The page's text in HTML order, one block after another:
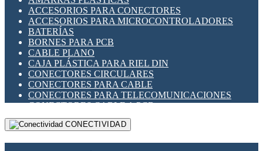
INDICADORES PARA PANEL
INTERFACES DE RELÉ
INTERRUPTORES FIN DE CARRERA
LLAVES CONMUTADORAS
MEDIDORES DE ENERGÍA Y TC'S DE CORRIENTE
MOTORES PASO A PASO
PANTALLAS HMI
PLC -CONTROLADORES LÓGICO PROGRAMABLES
PROGRAMADORES DE HORARIO
RELÉS DE PROTECCIÓN
SENSORES CAPACITIVOS
ACCESORIOS PARA CONECTORES
ACCESORIOS PARA MICROCONTROLADORES
BATERÍAS
BORNES PARA PCB
CABLE PLANO
CAJA PLÁSTICA PARA RIEL DIN
CONECTORES CIRCULARES
CONECTORES PARA CABLE
CONECTORES PARA TELECOMUNICACIONES
CONECTORES CABLE A PCB
CONECTORES PCB A CABLE
DIP SWITCHESCONECTIVIDAD